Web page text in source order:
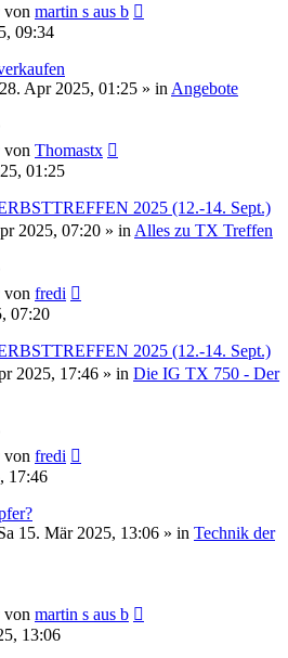
von martin s aus b
09:34
Apr 2025, 01:25 » in Angebote
von Thomastx
01:25
2025 (12.-14. Sept.)
2025, 07:20 » in Alles zu TX Treffen
von fredi
07:20
2025 (12.-14. Sept.)
2025, 17:46 » in Die IG TX 750 - Der
von fredi
17:46
15. Mär 2025, 13:06 » in Technik der
von martin s aus b
13:06